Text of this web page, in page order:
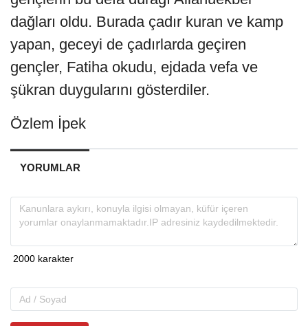
dağları oldu. Burada çadır kuran ve kamp
yapan, geceyi de çadırlarda geçiren
gençler, Fatiha okudu, ejdada vefa ve
şükran duygularını gösterdiler.
Özlem İpek
YORUMLAR